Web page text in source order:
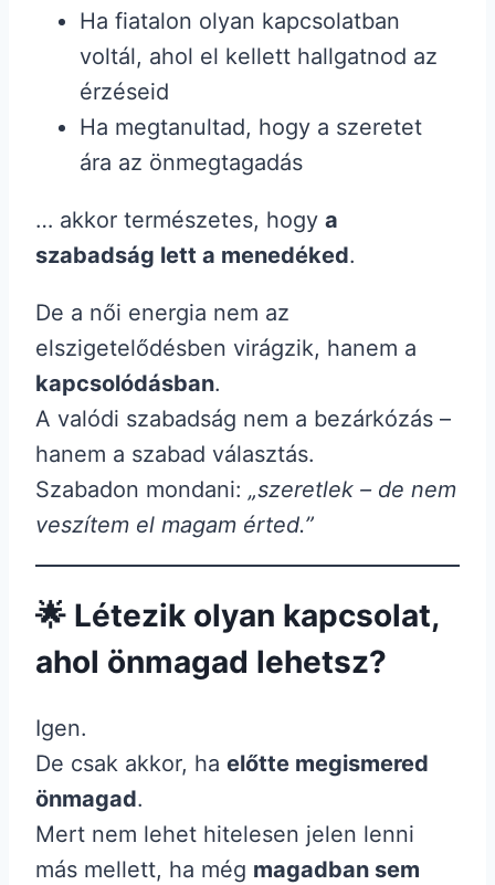
Ha fiatalon olyan kapcsolatban
voltál, ahol el kellett hallgatnod az
érzéseid
Ha megtanultad, hogy a szeretet
ára az önmegtagadás
… akkor természetes, hogy a
szabadság lett a menedéked.
De a női energia nem az
elszigetelődésben virágzik, hanem a
kapcsolódásban.
A valódi szabadság nem a bezárkózás –
hanem a szabad választás.
Szabadon mondani: „szeretlek – de nem
veszítem el magam érted.”
🌟 Létezik olyan kapcsolat,
ahol önmagad lehetsz?
Igen.
De csak akkor, ha előtte megismered
önmagad.
Mert nem lehet hitelesen jelen lenni
más mellett, ha még magadban sem